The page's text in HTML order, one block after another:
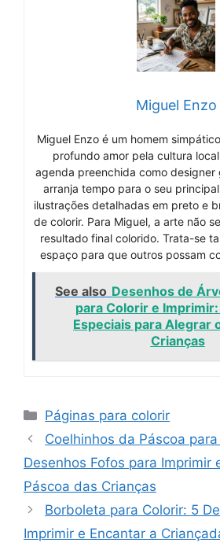
Miguel Enzo
Miguel Enzo é um homem
profundo amor pela cultura
agenda preenchida como designer
arranja tempo para o seu
ilustrações detalhadas em preto e
de colorir. Para Miguel, a arte não
resultado final colorido. Trata-se
espaço para que outros possam
See also Desenhos de
para Colorir e Imprimir:
Especiais para Alegrar
Crianças
Categories
Páginas para colorir
Coelhinhos da Páscoa
Desenhos Fofos para Imprimir
Páscoa das Crianças
Borboleta para Colorir: 5
Imprimir e Encantar a